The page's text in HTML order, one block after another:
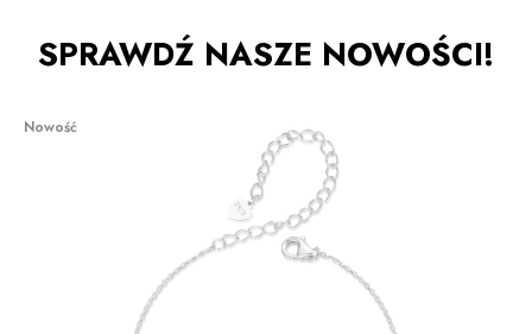
SPRAWDŹ NASZE NOWOŚCI!
Nowość